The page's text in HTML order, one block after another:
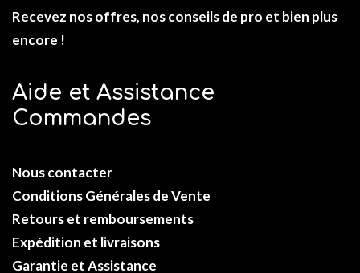
Recevez nos offres, nos conseils de pro et bien plus
encore !
Aide et Assistance
Commandes
Nous contacter
Conditions Générales de Vente
Retours et remboursements
Expédition et livraisons
Garantie et Assistance